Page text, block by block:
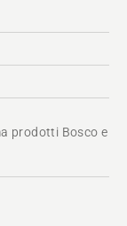
prodotti Bosco e